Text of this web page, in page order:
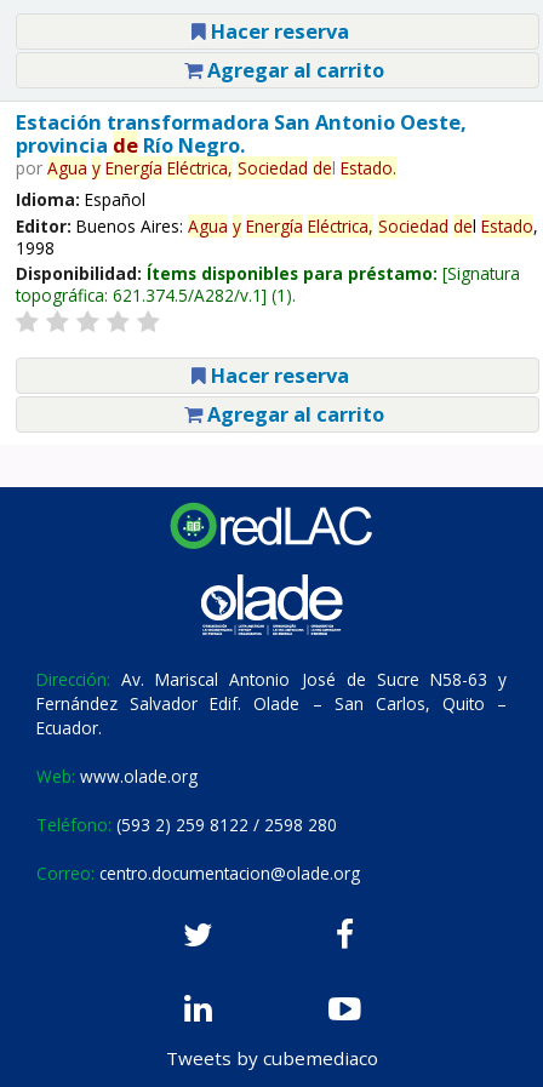
Hacer reserva
Agregar al carrito
Estación transformadora San Antonio Oeste,
provincia deRío Negro.
por Agua y Energía Eléctrica, Sociedad del Estado.
Idioma: Español
Editor: Buenos Aires: Agua y Energía Eléctrica, Sociedad del Estado,
1998
Disponibilidad: Ítems disponibles para préstamo: Signatura
topográfica: 621.374.5/A282/v.1 (1).
Hacer reserva
Agregar al carrito
Dirección: Av. Mariscal Antonio José de Sucre N58-63 y
Fernández Salvador Edif. Olade – San Carlos, Quito –
Ecuador.
Web: www.olade.org
Teléfono: (593 2) 259 8122 / 2598 280
Correo: centro.documentacion@olade.org
Tweets by cubemediaco